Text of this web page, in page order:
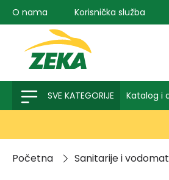
pretragu Preskoči na
O nama Korisnička služba
SVE KATEGORIJE Katalog i
Početna Sanitarije i